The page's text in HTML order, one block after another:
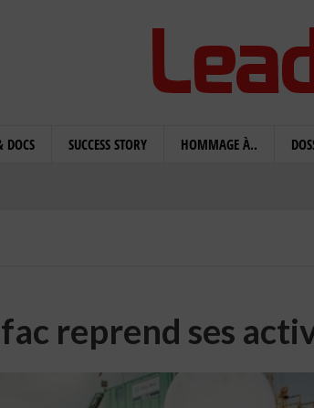
DOCS SUCCESS STORY HOMMAGE À..
reprend ses